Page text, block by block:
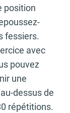
position
fessiers.
avec
pouvez
une
dessus de
répétitions.